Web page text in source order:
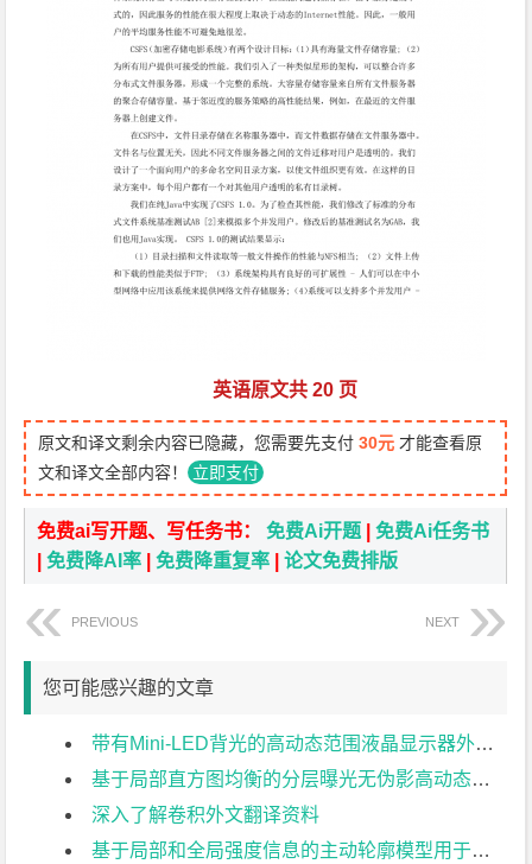
英语原文共 20 页
原文和译文剩余内容已隐藏，您需要先支付30元 才能查看原
文和译文全部内容！ 立即支付
免费ai写开题、写任务书：免费Ai开题 |免费Ai任务书
|免费降AI率 |免费降重复率 |论文免费排版
PREVIOUS NEXT
您可能感兴趣的文章
带有Mini-LED背光的高动态范围液晶显示器外文翻译资料
基于局部直方图均衡的分层曝光无伪影高动态范围成像外文翻译资料
深入了解卷积外文翻译资料
基于局部和全局强度信息的主动轮廓模型用于医学图像分割外文翻译资料